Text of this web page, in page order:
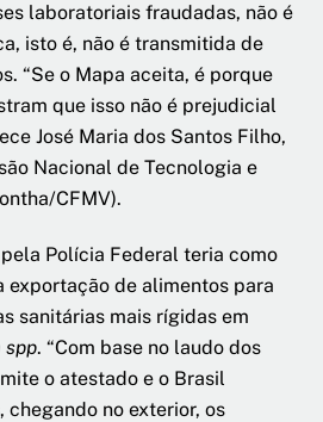
laboratoriais fraudadas, não é
isto é, não é transmitida de
“Se o Mapa aceita, é porque
que isso não é prejudicial
José Maria dos Santos Filho,
Nacional de Tecnologia e
CFMV).
Polícia Federal teria como
de alimentos para
sanitárias mais rígidas em
spp. “Com base no laudo dos
o atestado e o Brasil
chegando no exterior, os